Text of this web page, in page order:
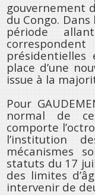
gouvernement
du Congo.
période
place d’une
issue à la
Pour
normal de
comporte
l’institution
mécanismes
statuts du 17
des limites
intervenir de